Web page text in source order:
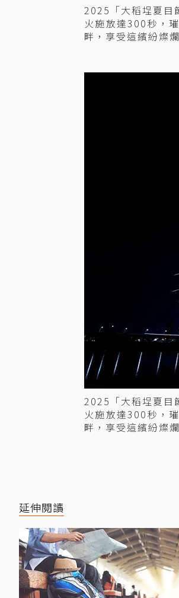
2025「大稻埕夏目
火施放達300秒，
畔，享受這繽紛燦
2025「大稻埕夏目
火施放達300秒，
畔，享受這繽紛燦
延伸閱讀